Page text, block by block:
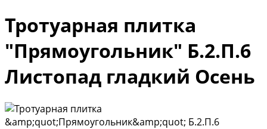
Тротуарная плитка
"Прямоугольник" Б.2.П.6
Листопад гладкий Осень